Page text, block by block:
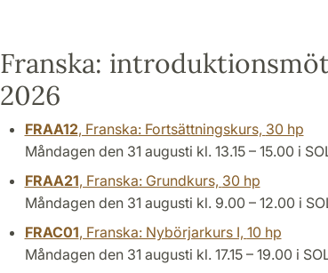
Franska:
2026
FRAA12, Franska: Fortsättningskurs, 30 hp
Måndagen den 31 augusti kl. 13.15 – 15.00 i
FRAA21, Franska: Grundkurs, 30 hp
Måndagen den 31 augusti kl. 9.00 – 12.00 i
FRAC01, Franska: Nybörjarkurs I, 10 hp
Måndagen den 31 augusti kl. 17.15 – 19.00 i